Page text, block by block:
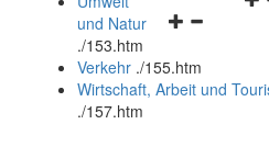
und
schließen
und Natur
./153.htm
Verkehr ./155.htm
Wirtschaft, Arbeit und
./157.htm